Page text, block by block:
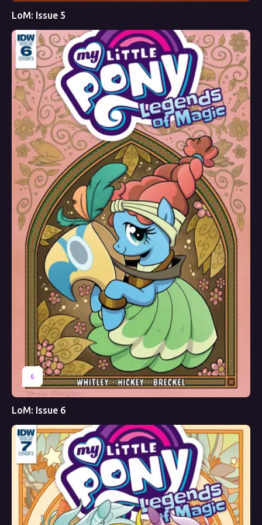
LoM: Issue 5
6
LoM: Issue 6